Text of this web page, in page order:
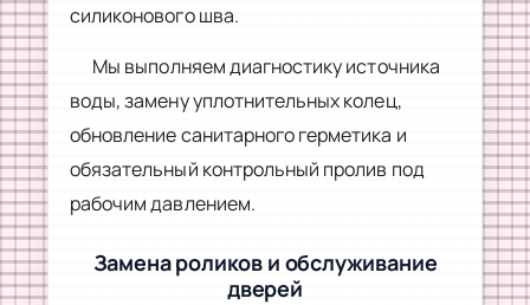
силиконового шва.
Мы выполняем диагностику источника
воды, замену уплотнительных колец,
обновление санитарного герметика и
обязательный контрольный пролив под
рабочим давлением.
Замена роликов и обслуживание
дверей